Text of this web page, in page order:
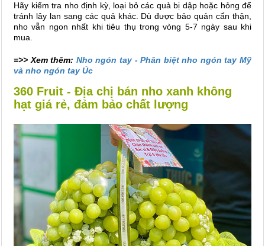
Hãy kiểm tra nho định kỳ, loại bỏ các quả bị dập hoặc hỏng để
tránh lây lan sang các quả khác. Dù được bảo quản cẩn thận,
nho vẫn ngon nhất khi tiêu thụ trong vòng 5-7 ngày sau khi
mua.
=>> Xem thêm: Nho ngón tay - Phân biệt nho ngón tay Mỹ
và nho ngón tay Úc
360 Fruit - Địa chị bán nho xanh không
hạt giá rẻ, đảm bảo chất lượng